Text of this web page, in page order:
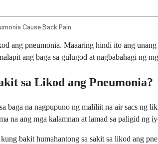
Cause Back Pain
ang pneumonia. Maaaring hindi ito ang
ang baga sa gulugod at nagbabahagi ng
sa Likod ang Pneumonia?
baga na nagpupuno ng maliliit na air sacs ng
na ang mga kalamnan at lamad sa paligid ng
bakit humahantong sa sakit sa likod ang